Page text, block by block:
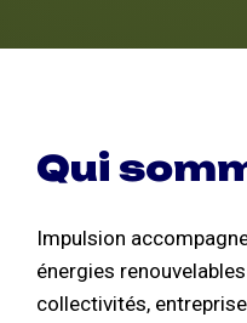
Qui
Impulsion
énergies
collectivités,